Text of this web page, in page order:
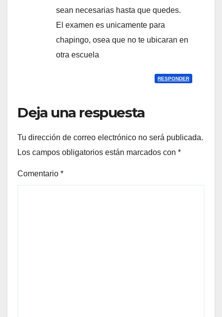
sean necesarias hasta que quedes.
El examen es unicamente para
chapingo, osea que no te ubicaran en
otra escuela
RESPONDER
Deja una respuesta
Tu dirección de correo electrónico no será publicada.
Los campos obligatorios están marcados con *
Comentario *